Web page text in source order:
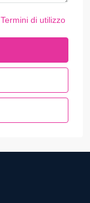
Termini di utilizzo